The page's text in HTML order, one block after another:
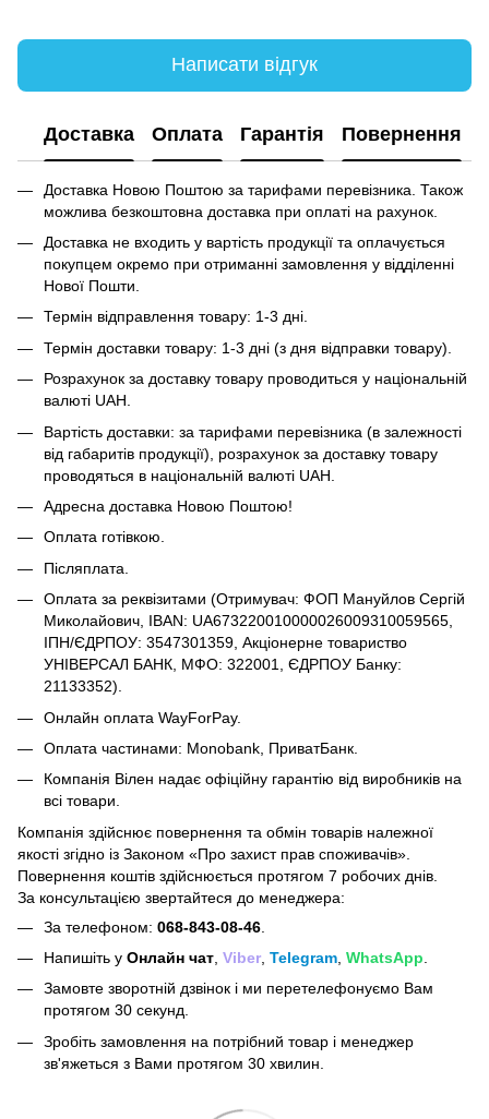
Написати відгук
Доставка Оплата Гарантія Повернення
Доставка Новою Поштою за тарифами перевізника. Також
можлива безкоштовна доставка при оплаті на рахунок.
Доставка не входить у вартість продукції та оплачується
покупцем окремо при отриманні замовлення у відділенні
Нової Пошти.
Термін відправлення товару: 1-3 дні.
Термін доставки товару: 1-3 дні (з дня відправки товару).
Розрахунок за доставку товару проводиться у національній
валюті UAH.
Вартість доставки: за тарифами перевізника (в залежності
від габаритів продукції), розрахунок за доставку товару
проводяться в національній валюті UAH.
Адресна доставка Новою Поштою!
Оплата готівкою.
Післяплата.
Оплата за реквізитами (Отримувач: ФОП Мануйлов Сергій
Миколайович, IBAN: UA673220010000026009310059565,
ІПН/ЄДРПОУ: 3547301359, Акціонерне товариство
УНІВЕРСАЛ БАНК, МФО: 322001, ЄДРПОУ Банку:
21133352).
Онлайн оплата WayForPay.
Оплата частинами: Monobank, ПриватБанк.
Компанія Вілен надає офіційну гарантію від виробників на
всі товари.
Компанія здійснює повернення та обмін товарів належної
якості згідно із Законом «Про захист прав споживачів»
Повернення коштів здійснюється протягом 7 робочих днів.
За консультацією звертайтеся до менеджера:
За телефоном: 068-843-08-46
Напишіть у Онлайн чат Viber Telegram WhatsApp
Замовте зворотній дзвінок і ми перетелефонуємо Вам
протягом 30 секунд.
Зробіть замовлення на потрібний товар і менеджер
зв'яжеться з Вами протягом 30 хвилин.